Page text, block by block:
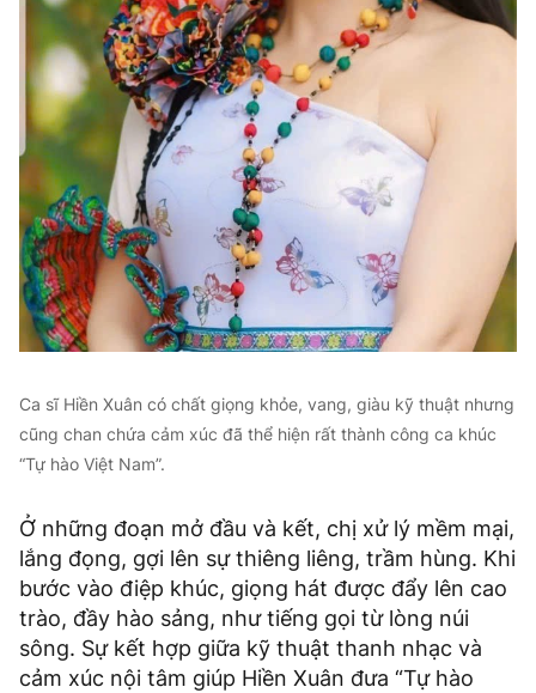
Ca sĩ Hiền Xuân có chất giọng khỏe, vang, giàu kỹ thuật nhưng
cũng chan chứa cảm xúc đã thể hiện rất thành công ca khúc
“Tự hào Việt Nam”.
Ở những đoạn mở đầu và kết, chị xử lý mềm mại,
lắng đọng, gợi lên sự thiêng liêng, trầm hùng. Khi
bước vào điệp khúc, giọng hát được đẩy lên cao
trào, đầy hào sảng, như tiếng gọi từ lòng núi
sông. Sự kết hợp giữa kỹ thuật thanh nhạc và
cảm xúc nội tâm giúp Hiền Xuân đưa “Tự hào